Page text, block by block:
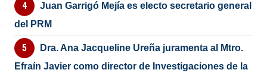
Juan Garrigó Mejía es electo secretario general
del PRM
Dra. Ana Jacqueline Ureña juramenta al Mtro.
Efraín Javier como director de Investigaciones de la